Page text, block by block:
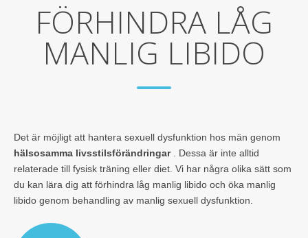
FÖRHINDRA LÅG
MANLIG LIBIDO
Det är möjligt att hantera sexuell dysfunktion hos män genom
hälsosamma livsstilsförändringar. Dessa är inte alltid
relaterade till fysisk träning eller diet. Vi har några olika sätt som
du kan lära dig att förhindra låg manlig libido och öka manlig
libido genom behandling av manlig sexuell dysfunktion.